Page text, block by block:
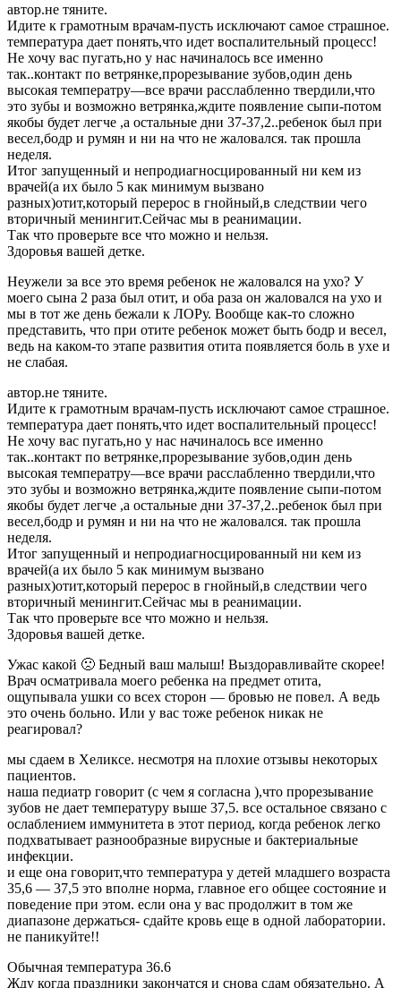
автор.не тяните.
Идите к грамотным врачам-пусть исключают самое страшное.
температура дает понять,что идет воспалительный процесс!
Не хочу вас пугать,но у нас начиналось все именно
так..контакт по ветрянке,прорезывание зубов,один день
высокая температру—все врачи расслабленно твердили,что
это зубы и возможно ветрянка,ждите появление сыпи-потом
якобы будет легче ,а остальные дни 37-37,2..ребенок был при
весел,бодр и румян и ни на что не жаловался. так прошла
неделя.
Итог запущенный и непродиагносцированный ни кем из
врачей(а их было 5 как минимум вызвано
разных)отит,который перерос в гнойный,в следствии чего
вторичный менингит.Сейчас мы в реанимации.
Так что проверьте все что можно и нельзя.
Здоровья вашей детке.
Неужели за все это время ребенок не жаловался на ухо? У
моего сына 2 раза был отит, и оба раза он жаловался на ухо и
мы в тот же день бежали к ЛОРу. Вообще как-то сложно
представить, что при отите ребенок может быть бодр и весел,
ведь на каком-то этапе развития отита появляется боль в ухе и
не слабая.
автор.не тяните.
Идите к грамотным врачам-пусть исключают самое страшное.
температура дает понять,что идет воспалительный процесс!
Не хочу вас пугать,но у нас начиналось все именно
так..контакт по ветрянке,прорезывание зубов,один день
высокая температру—все врачи расслабленно твердили,что
это зубы и возможно ветрянка,ждите появление сыпи-потом
якобы будет легче ,а остальные дни 37-37,2..ребенок был при
весел,бодр и румян и ни на что не жаловался. так прошла
неделя.
Итог запущенный и непродиагносцированный ни кем из
врачей(а их было 5 как минимум вызвано
разных)отит,который перерос в гнойный,в следствии чего
вторичный менингит.Сейчас мы в реанимации.
Так что проверьте все что можно и нельзя.
Здоровья вашей детке.
Ужас какой 🙁 Бедный ваш малыш! Выздоравливайте скорее!
Врач осматривала моего ребенка на предмет отита,
ощупывала ушки со всех сторон — бровью не повел. А ведь
это очень больно. Или у вас тоже ребенок никак не
реагировал?
мы сдаем в Хеликсе. несмотря на плохие отзывы некоторых
пациентов.
наша педиатр говорит (с чем я согласна ),что прорезывание
зубов не дает температуру выше 37,5. все остальное связано с
ослаблением иммунитета в этот период, когда ребенок легко
подхватывает разнообразные вирусные и бактериальные
инфекции.
и еще она говорит,что температура у детей младшего возраста
35,6 — 37,5 это вполне норма, главное его общее состояние и
поведение при этом. если она у вас продолжит в том же
диапазоне держаться- сдайте кровь еще в одной лаборатории.
не паникуйте!!
Обычная температура 36.6
Жду когда праздники закончатся и снова сдам обязательно. А